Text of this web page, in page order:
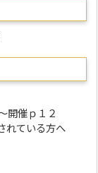
開催ｐ１２
れている方へ